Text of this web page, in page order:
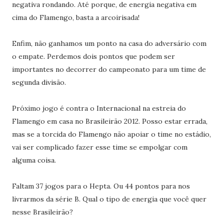
negativa rondando. Até porque, de energia negativa em
cima do Flamengo, basta a arcoirisada!
Enfim, não ganhamos um ponto na casa do adversário com
o empate. Perdemos dois pontos que podem ser
importantes no decorrer do campeonato para um time de
segunda divisão.
Próximo jogo é contra o Internacional na estreia do
Flamengo em casa no Brasileirão 2012. Posso estar errada,
mas se a torcida do Flamengo não apoiar o time no estádio,
vai ser complicado fazer esse time se empolgar com
alguma coisa.
Faltam 37 jogos para o Hepta. Ou 44 pontos para nos
livrarmos da série B. Qual o tipo de energia que você quer
nesse Brasileirão?